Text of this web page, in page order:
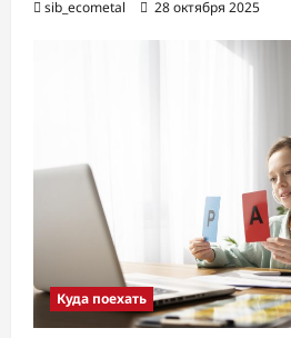
sib_ecometal 28 октября 2025
Куда поехать